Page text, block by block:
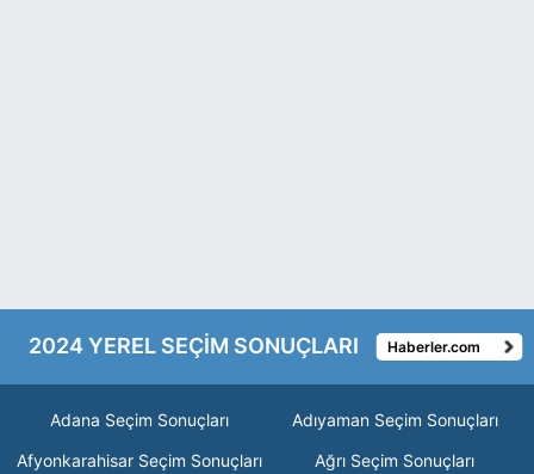
2024 YEREL SEÇİM SONUÇLARI Haberler.com
Adana Seçim Sonuçları
Adıyaman Seçim Sonuçları
Afyonkarahisar Seçim Sonuçları
Ağrı Seçim Sonuçları